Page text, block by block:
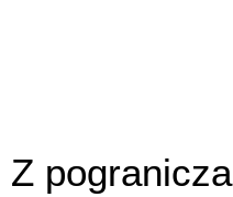
Z pogranicza